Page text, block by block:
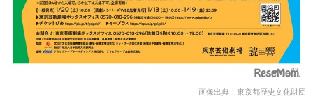
画像出典：東京都歴史文化財団